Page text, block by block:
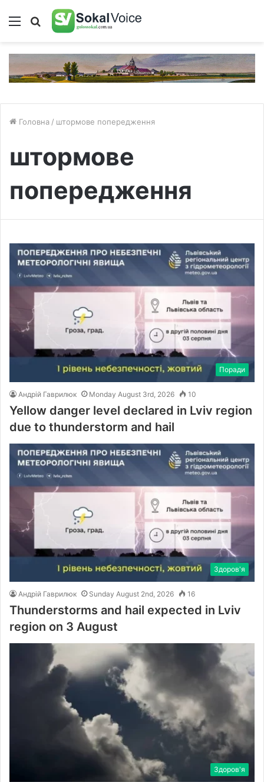
Меню Пошук
Головна / штормове попередження
штормове
попередження
Поради
Андрій Гаврилюк Monday August 3rd, 2026 10
Yellow danger level declared in Lviv region
due to thunderstorm and hail
Здоров'я
Андрій Гаврилюк Sunday August 2nd, 2026 16
Thunderstorms and hail expected in Lviv
region on 3 August
Здоров'я